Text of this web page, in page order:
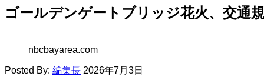
ゴールデンゲートブリッジ花火、交通
nbcbayarea.com
Posted By: 編集長 2026年7月3日